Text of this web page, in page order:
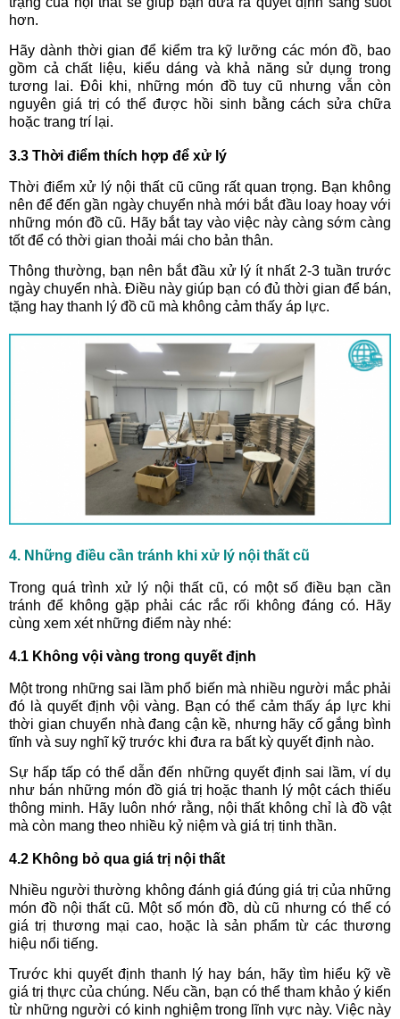
hơn.
Hãy dành thời gian để kiểm tra kỹ lưỡng các món đồ, bao
gồm cả chất liệu, kiểu dáng và khả năng sử dụng trong
tương lai. Đôi khi, những món đồ tuy cũ nhưng vẫn còn
nguyên giá trị có thể được hồi sinh bằng cách sửa chữa
hoặc trang trí lại.
3.3 Thời điểm thích hợp để xử lý
Thời điểm xử lý nội thất cũ cũng rất quan trọng. Bạn không
nên để đến gần ngày chuyển nhà mới bắt đầu loay hoay với
những món đồ cũ. Hãy bắt tay vào việc này càng sớm càng
tốt để có thời gian thoải mái cho bản thân.
Thông thường, bạn nên bắt đầu xử lý ít nhất 2-3 tuần trước
ngày chuyển nhà. Điều này giúp bạn có đủ thời gian để bán,
tặng hay thanh lý đồ cũ mà không cảm thấy áp lực.
4. Những điều cần tránh khi xử lý nội thất cũ
Trong quá trình xử lý nội thất cũ, có một số điều bạn cần
tránh để không gặp phải các rắc rối không đáng có. Hãy
cùng xem xét những điểm này nhé:
4.1 Không vội vàng trong quyết định
Một trong những sai lầm phổ biến mà nhiều người mắc phải
đó là quyết định vội vàng. Bạn có thể cảm thấy áp lực khi
thời gian chuyển nhà đang cận kề, nhưng hãy cố gắng bình
tĩnh và suy nghĩ kỹ trước khi đưa ra bất kỳ quyết định nào.
Sự hấp tấp có thể dẫn đến những quyết định sai lầm, ví dụ
như bán những món đồ giá trị hoặc thanh lý một cách thiếu
thông minh. Hãy luôn nhớ rằng, nội thất không chỉ là đồ vật
mà còn mang theo nhiều kỷ niệm và giá trị tinh thần.
4.2 Không bỏ qua giá trị nội thất
Nhiều người thường không đánh giá đúng giá trị của những
món đồ nội thất cũ. Một số món đồ, dù cũ nhưng có thể có
giá trị thương mại cao, hoặc là sản phẩm từ các thương
hiệu nổi tiếng.
Trước khi quyết định thanh lý hay bán, hãy tìm hiểu kỹ về
giá trị thực của chúng. Nếu cần, bạn có thể tham khảo ý kiến
từ những người có kinh nghiệm trong lĩnh vực này. Việc này